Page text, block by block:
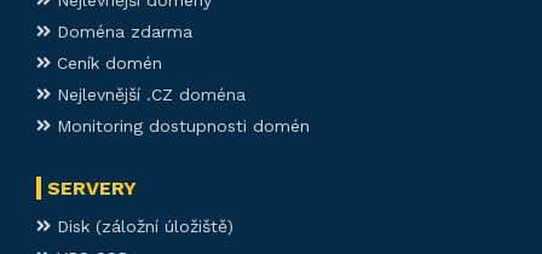
Doména zdarma
Ceník domén
Nejlevnější .CZ doména
Monitoring dostupnosti domén
SERVERY
Disk (záložní úložiště)